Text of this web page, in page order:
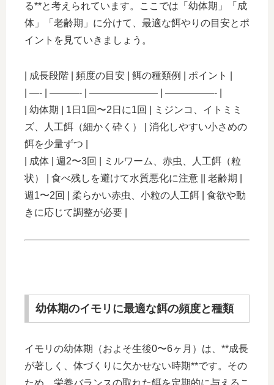
る**と考えられています。ここでは「幼体期」「成
体」「老齢期」に分けて、最適な餌やりの目安とポ
イントを見ていきましょう。
| 成長段階 | 頻度の目安 | 餌の種類例 | ポイント |
| —- | ———- | ——————— | —————- |
| 幼体期 | 1日1回〜2日に1回 | ミジンコ、イトミミ
ズ、人工餌（細かく砕く） | 消化しやすい小さめの
餌を少量ずつ |
| 成体 | 週2〜3回 | ミルワーム、赤虫、人工餌（粒
状） | 食べ残しを避けて水質悪化に注意 || 老齢期 |
週1〜2回 | 柔らかい赤虫、小粒の人工餌 | 食欲や動
きに応じて調整が必要 |
幼体期のイモリに最適な餌の頻度と種類
イモリの幼体期（およそ生後0〜6ヶ月）は、**成長
が著しく、体づくりに欠かせない時期**です。その